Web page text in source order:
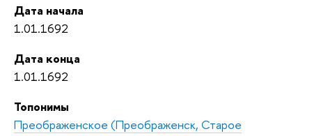
Дата начала
1.01.1692
Дата конца
1.01.1692
Топонимы
Преображенское (Преображенск, Старое